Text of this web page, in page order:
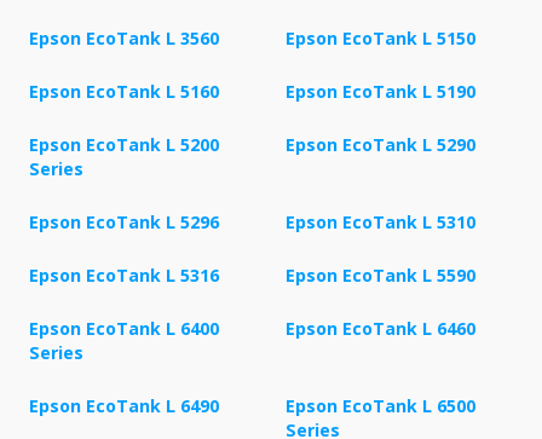
Epson EcoTank L 3560 Epson EcoTank L 5150
Epson EcoTank L 5160 Epson EcoTank L 5190
Epson EcoTank L 5200
Series
Epson EcoTank L 5290
Epson EcoTank L 5296 Epson EcoTank L 5310
Epson EcoTank L 5316 Epson EcoTank L 5590
Epson EcoTank L 6400
Series
Epson EcoTank L 6460
Epson EcoTank L 6490
Epson EcoTank L 6500
Series